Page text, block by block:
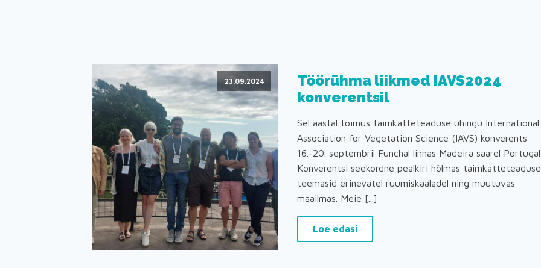
23.09.2024
Töörühma liikmed IAVS2024
konverentsil
Sel aastal toimus taimkatteteaduse ühingu International
Association for Vegetation Science (IAVS) konverents
16.-20. septembril Funchal linnas Madeira saarel
Konverentsi seekordne pealkiri hõlmas taimkatteteaduse
teemasid erinevatel ruumiskaaladel ning muutuvas
maailmas. Meie [...]
Loe edasi